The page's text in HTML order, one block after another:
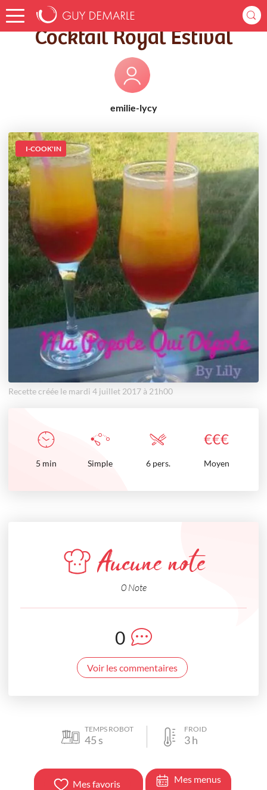
Accueil Recettes Cocktail Royal Estival
Cocktail Royal Estival
emilie-lycy
I-COOK'IN
Recette créée le mardi 4 juillet 2017 à 21h00
€€€
5 min Simple 6 pers. Moyen
Aucune note
0 Note
0
Voir les commentaires
TEMPS ROBOT
45 s
FROID
3h
Mes favoris Mes menus